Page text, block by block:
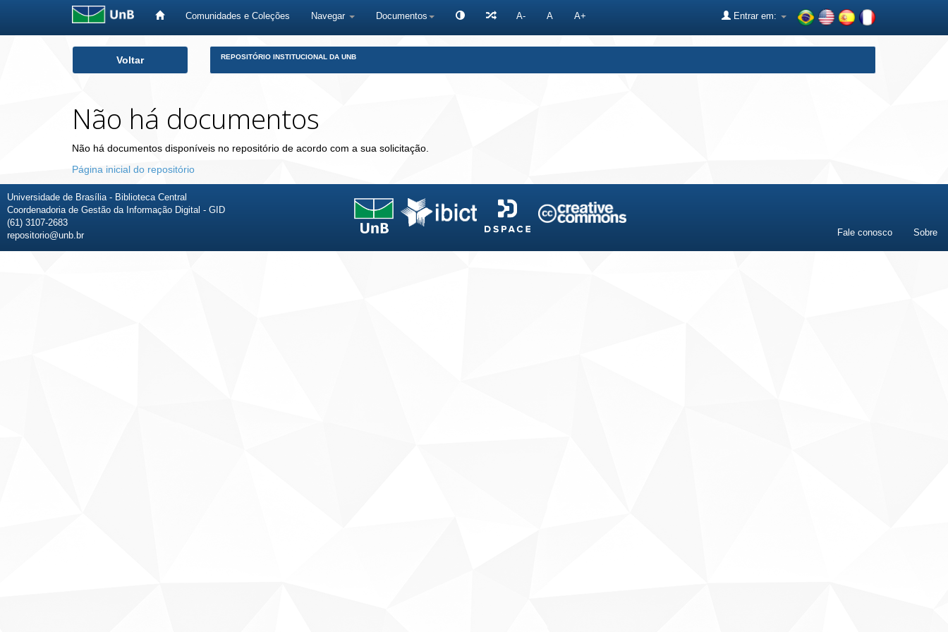
Comunidades e Coleções Navegar Documentos A- A A+ Entrar em:
Voltar REPOSITÓRIO INSTITUCIONAL DA UNB
Não há documentos
Não há documentos disponíveis no repositório de acordo com a sua solicitação.
Página inicial do repositório
Universidade de Brasília - Biblioteca Central
Coordenadoria de Gestão da Informação Digital - GID
(61) 3107-2683
repositorio@unb.br
Fale conosco Sobre